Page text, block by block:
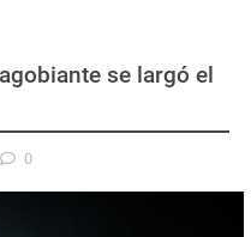
se largó el
0